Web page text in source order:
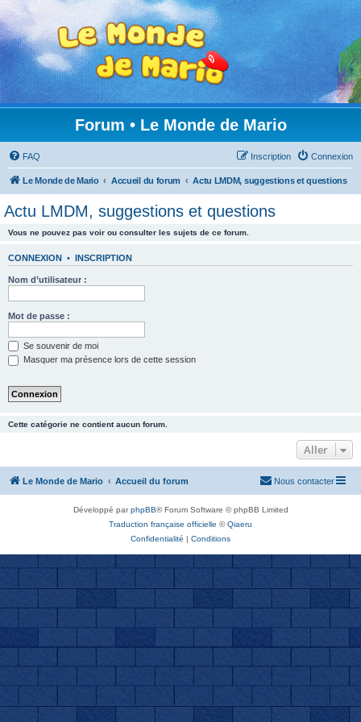
Forum • Le Monde de Mario
FAQ Connexion
Inscription
Le Monde de Mario Accueil du forum Actu LMDM, suggestions et questions
Actu LMDM, suggestions et questions
Vous ne pouvez pas voir ou consulter les sujets de ce forum.
CONNEXION • INSCRIPTION
Nom d’utilisateur :
Mot de passe :
Se souvenir de moi
Masquer ma présence lors de cette session
Cette catégorie ne contient aucun forum.
Aller
Le Monde de Mario Accueil du forum Nous contacter
Développé parphpBB® Forum Software © phpBB Limited
Traduction française officielle ©Qiaeru
Confidentialité | Conditions